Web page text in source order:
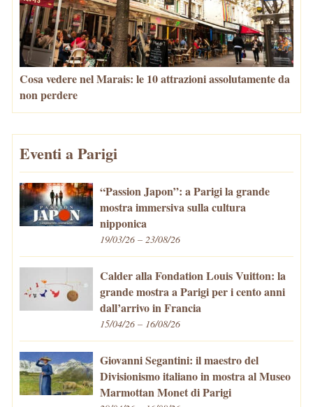
Cosa vedere nel Marais: le 10 attrazioni assolutamente da
non perdere
Eventi a Parigi
“Passion Japon”: a Parigi la grande
mostra immersiva sulla cultura
nipponica
19/03/26 – 23/08/26
Calder alla Fondation Louis Vuitton: la
grande mostra a Parigi per i cento anni
dall’arrivo in Francia
15/04/26 – 16/08/26
Giovanni Segantini: il maestro del
Divisionismo italiano in mostra al Museo
Marmottan Monet di Parigi